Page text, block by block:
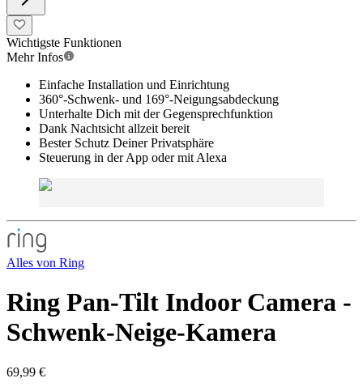
Wichtigste Funktionen
Mehr Infos
Einfache Installation und Einrichtung
360°-Schwenk- und 169°-Neigungsabdeckung
Unterhalte Dich mit der Gegensprechfunktion
Dank Nachtsicht allzeit bereit
Bester Schutz Deiner Privatsphäre
Steuerung in der App oder mit Alexa
Alles von Ring
Ring Pan-Tilt Indoor Camera -
Schwenk-Neige-Kamera
69,99 €